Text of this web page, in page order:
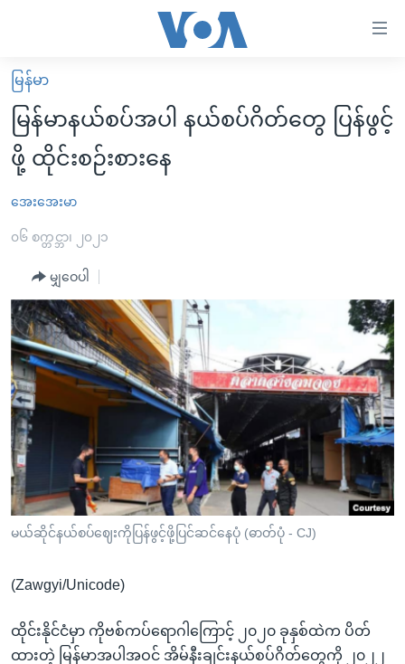
လွယ်ကူ
စေ
သည့်
Link
များ
ပင်မ
ကျော်
ကြည့်
ရန်
ပင်မ
အ
ညွန်း
စာမျက်နှာ
သို့
ကျော်
ကြည့်
ရှာဖွေ
နေရာ
သို့
မူလစာမျက်နှာ
မြန်မာ
ကမ္ဘာ့သတင်းများ
အစ္စရေး-ပါလက်စတိုင်း
သတင်းလွတ်လပ်ခွင့်
အင်္ဂလိပ်စာလေ့လာမယ်
အမေရိကန်သုံးအီဒီယံ
မကြေးမုံရဲ့ အင်္ဂလိပ်စာ
ရုပ်ရှင်ထဲက အင်္ဂလိပ်စာ
သုတပဒေသာ အင်္ဂလိပ်စာ
အပတ်စဉ်ကဏ္ဍများ
ရေဒီယို
တီဗွီ
ရေဒီယိုနှင့်ရုပ်သံ အချက်အလက်များ
ရေဒီယို/တီဗွီအစီအစဉ်
Learning English
ဗွီအိုအေ လူမှုကွန်ယက်များ
မြန်မာ
မြန်မာနယ်စပ်အပါ နယ်စပ်ဂိတ်တွေ ပြန်ဖွင့်
ဖို့ ထိုင်းစဉ်းစားနေ
အေးအေးမာ
၀၆ စက္တင္ဘာ၊ ၂၀၂၁
မျှဝေပါ
မယ်ဆိုင်နယ်စပ်ဈေးကိုပြန်ဖွင့်ဖို့ပြင်ဆင်နေပုံ (ဓာတ်ပုံ - CJ)
(Zawgyi/Unicode)
ထိုင်းနိုင်ငံမှာ ကိုဗစ်ကပ်ရောဂါကြောင့် ၂၀၂၀ ခုနှစ်ထဲက ပိတ်
ထားတဲ့ မြန်မာအပါအဝင် အိမ်နီးချင်းနယ်စပ်ဂိတ်တွေကို ၂၀၂၂